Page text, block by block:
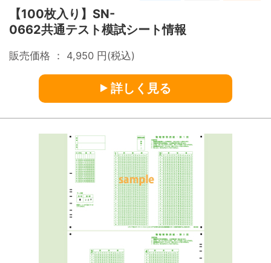
【100枚入り】SN-
0662共通テスト模試シート情報
販売価格 ： 4,950 円(税込)
詳しく見る